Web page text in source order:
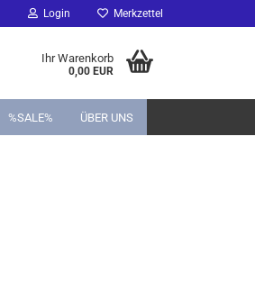
Login Merkzettel
Ihr Warenkorb
0,00 EUR
%SALE% ÜBER UNS